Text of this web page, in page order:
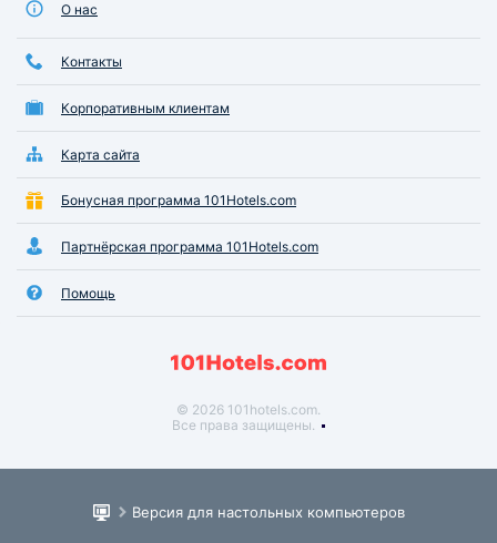
О нас
Контакты
Корпоративным клиентам
Карта сайта
Бонусная программа 101Hotels.com
Партнёрская программа 101Hotels.com
Помощь
© 2026 101hotels.com.
Все права защищены.
Версия для настольных компьютеров